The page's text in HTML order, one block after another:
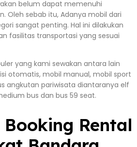
belum dapat memenuhi
Oleh sebab itu, Adanya mobil dari
sangat penting. Hal ini dilakukan
fasilitas transportasi yang sesuai
yang kami sewakan antara lain
otomatis, mobil manual, mobil sport
angkutan pariwisata diantaranya elf
bus dan bus 59 seat.
Rental